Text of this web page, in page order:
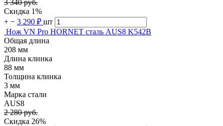
3 340 руб.
Скидка 1%
+ − 3 290 ₽ шт
Нож VN Pro HORNET сталь AUS8 K542B
Общая длина
208 мм
Длина клинка
88 мм
Толщина клинка
3 мм
Марка стали
AUS8
2 280 руб.
Скидка 26%